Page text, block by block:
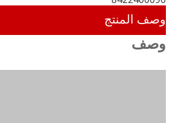
وصف المنتج
وصف